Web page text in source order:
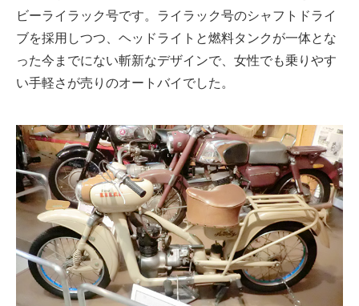
ビーライラック号です。ライラック号のシャフトドライ
ブを採用しつつ、ヘッドライトと燃料タンクが一体とな
った今までにない斬新なデザインで、女性でも乗りやす
い手軽さが売りのオートバイでした。